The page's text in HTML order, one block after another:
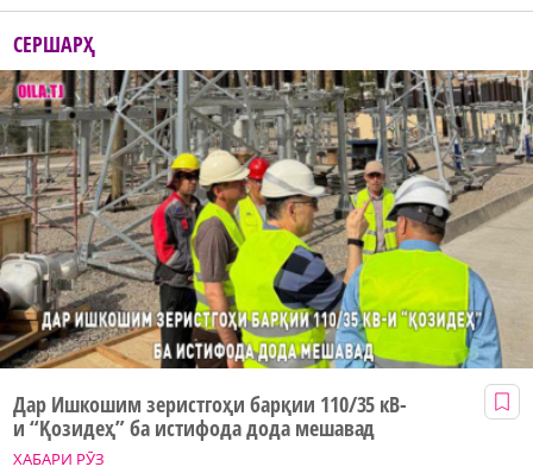
СЕРШАРҲ
ХАБАРИ РӮЗ
Дар Ишкошим зеристгоҳи барқии 110/35 кВ-
и “Қозидеҳ” ба истифода дода мешавад